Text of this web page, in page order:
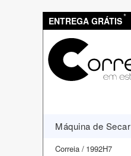
ENTREGA GRÁTIS*
Máquina de Secar
Correia 1992H7